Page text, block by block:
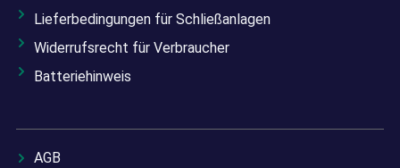
Lieferbedingungen für Schließanlagen
Widerrufsrecht für Verbraucher
Batteriehinweis
AGB